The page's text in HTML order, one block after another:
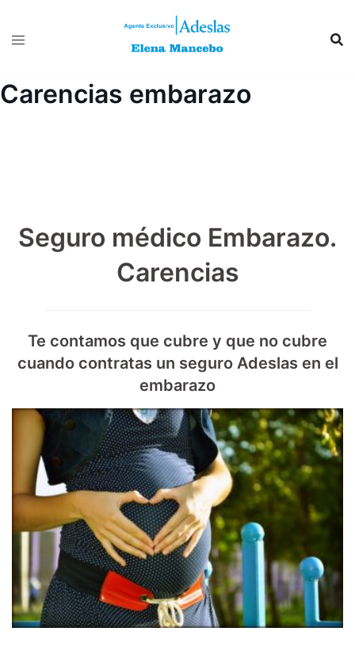
Carencias embarazo
Seguro médico Embarazo.
Carencias
Te contamos que cubre y que no cubre
cuando contratas un seguro Adeslas en el
embarazo